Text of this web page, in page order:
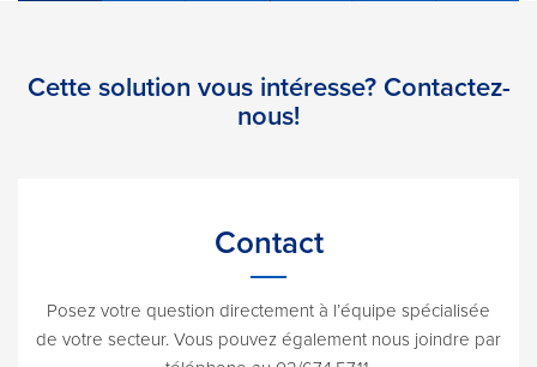
Cette solution vous intéresse? Contactez-
nous!
Contact
Posez votre question directement à l’équipe spécialisée
de votre secteur. Vous pouvez également nous joindre par